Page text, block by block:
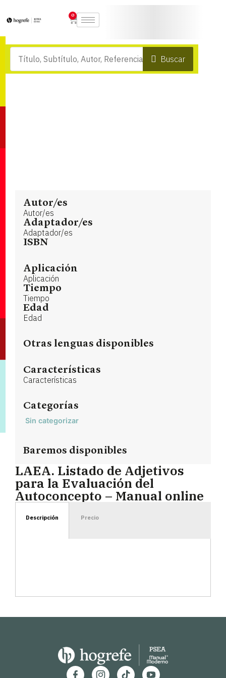
0
Buscar
Autor/es
Autor/es
Adaptador/es
Adaptador/es
ISBN
Aplicación
Aplicación
Tiempo
Tiempo
Edad
Edad
Otras lenguas disponibles
Características
Características
Categorías
Sin categorizar
Baremos disponibles
LAEA. Listado de Adjetivos
para la Evaluación del
Autoconcepto – Manual online
Descripción Precio